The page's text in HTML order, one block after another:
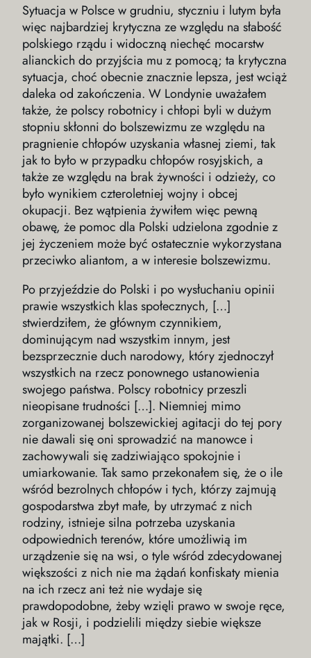
Sytuacja w Polsce w grudniu, styczniu i lutym była
więc najbardziej krytyczna ze względu na słabość
polskiego rządu i widoczną niechęć mocarstw
alianckich do przyjścia mu z pomocą; ta krytyczna
sytuacja, choć obecnie znacznie lepsza, jest wciąż
daleka od zakończenia. W Londynie uważałem
także, że polscy robotnicy i chłopi byli w dużym
stopniu skłonni do bolszewizmu ze względu na
pragnienie chłopów uzyskania własnej ziemi, tak
jak to było w przypadku chłopów rosyjskich, a
także ze względu na brak żywności i odzieży, co
było wynikiem czteroletniej wojny i obcej
okupacji. Bez wątpienia żywiłem więc pewną
obawę, że pomoc dla Polski udzielona zgodnie z
jej życzeniem może być ostatecznie wykorzystana
przeciwko aliantom, a w interesie bolszewizmu.
Po przyjeździe do Polski i po wysłuchaniu opinii
prawie wszystkich klas społecznych, […]
stwierdziłem, że głównym czynnikiem,
dominującym nad wszystkim innym, jest
bezsprzecznie duch narodowy, który zjednoczył
wszystkich na rzecz ponownego ustanowienia
swojego państwa. Polscy robotnicy przeszli
nieopisane trudności […]. Niemniej mimo
zorganizowanej bolszewickiej agitacji do tej pory
nie dawali się oni sprowadzić na manowce i
zachowywali się zadziwiająco spokojnie i
umiarkowanie. Tak samo przekonałem się, że o ile
wśród bezrolnych chłopów i tych, którzy zajmują
gospodarstwa zbyt małe, by utrzymać z nich
rodziny, istnieje silna potrzeba uzyskania
odpowiednich terenów, które umożliwią im
urządzenie się na wsi, o tyle wśród zdecydowanej
większości z nich nie ma żądań konfiskaty mienia
na ich rzecz ani też nie wydaje się
prawdopodobne, żeby wzięli prawo w swoje ręce,
jak w Rosji, i podzielili między siebie większe
majątki. […]